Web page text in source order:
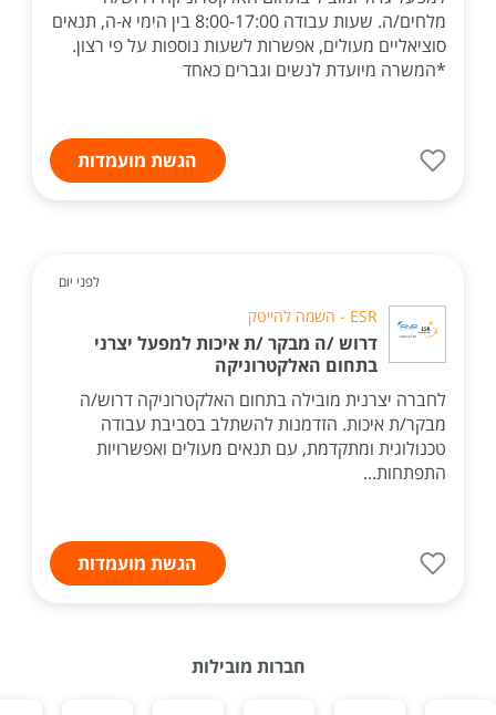
מלחים/ה. שעות עבודה 8:00-17:00 בין הימי א-ה, תנאים
סוציאליים מעולים, אפשרות לשעות נוספות על פי רצון.
*המשרה מיועדת לנשים וגברים כאחד
הגשת מועמדות
לפני יום
ESR - השמה להייטק
דרוש /ה מבקר /ת איכות למפעל יצרני
בתחום האלקטרוניקה
לחברה יצרנית מובילה בתחום האלקטרוניקה דרוש/ה
מבקר/ת איכות. הזדמנות להשתלב בסביבת עבודה
טכנולוגית ומתקדמת, עם תנאים מעולים ואפשרויות
התפתחות...
הגשת מועמדות
חברות מובילות